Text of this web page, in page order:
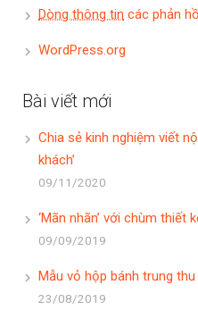
Dòng thông tin các phản
WordPress.org
Bài viết mới
Chia sẻ kinh nghiệm viết
khách’
09/11/2020
‘Mãn nhãn’ với chùm thiết
09/09/2019
Mẫu vỏ hộp bánh trung thu
23/08/2019